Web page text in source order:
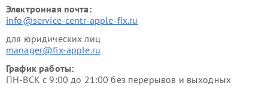
Электронная почта:
info@service-centr-apple-fix.ru
для юридических лиц
manager@fix-apple.ru
График работы:
ПН-ВСК с 9:00 до 21:00 без перерывов и выходных